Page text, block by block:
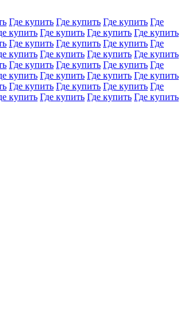
Где купить Где купить Где купить Где
купить Где купить Где купить Где купить
Где купить Где купить Где купить Где
купить Где купить Где купить Где купить
Где купить Где купить Где купить Где
купить Где купить Где купить Где купить
Где купить Где купить Где купить Где
купить Где купить Где купить Где купить